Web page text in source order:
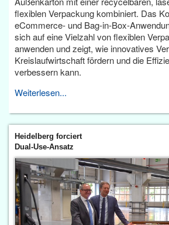
flexiblen Verpackung kombiniert. Das
eCommerce- und Bag-in-Box-
sich auf eine Vielzahl von flexiblen
anwenden und zeigt, wie innovatives
Kreislaufwirtschaft fördern und die
verbessern kann.
Weiterlesen...
Heidelberg forciert
Dual-Use-Ansatz